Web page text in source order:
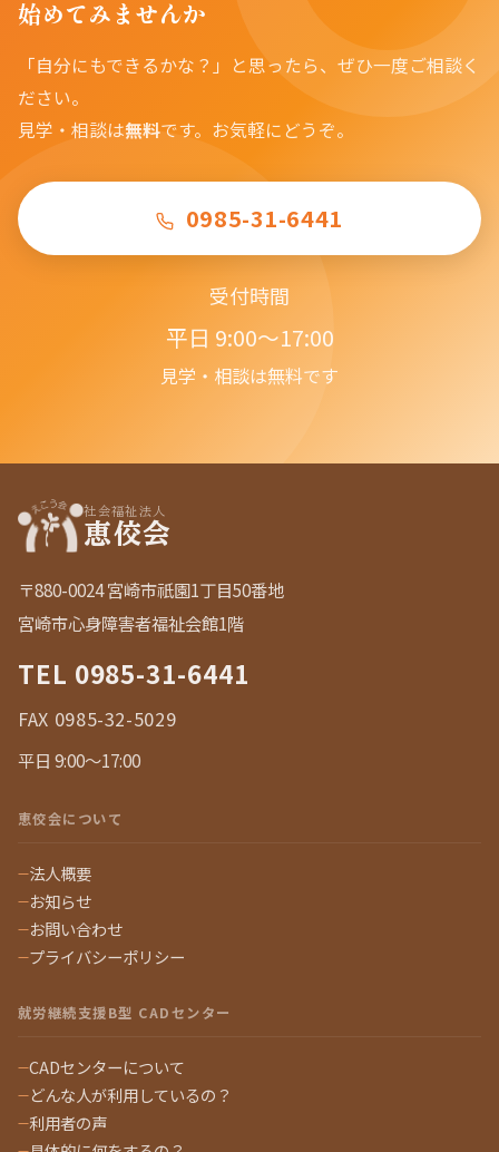
始めてみませんか
「自分にもできるかな？」と思ったら、ぜひ一度ご相談く
ださい。
見学・相談は無料です。お気軽にどうぞ。
0985-31-6441
受付時間
平日 9:00〜17:00
見学・相談は無料です
社会福祉法人
恵佼会
〒880-0024 宮崎市祇園1丁目50番地
宮崎市心身障害者福祉会館1階
TEL 0985-31-6441
FAX 0985-32-5029
平日 9:00〜17:00
恵佼会について
法人概要
お知らせ
お問い合わせ
プライバシーポリシー
就労継続支援B型 CADセンター
CADセンターについて
どんな人が利用しているの？
利用者の声